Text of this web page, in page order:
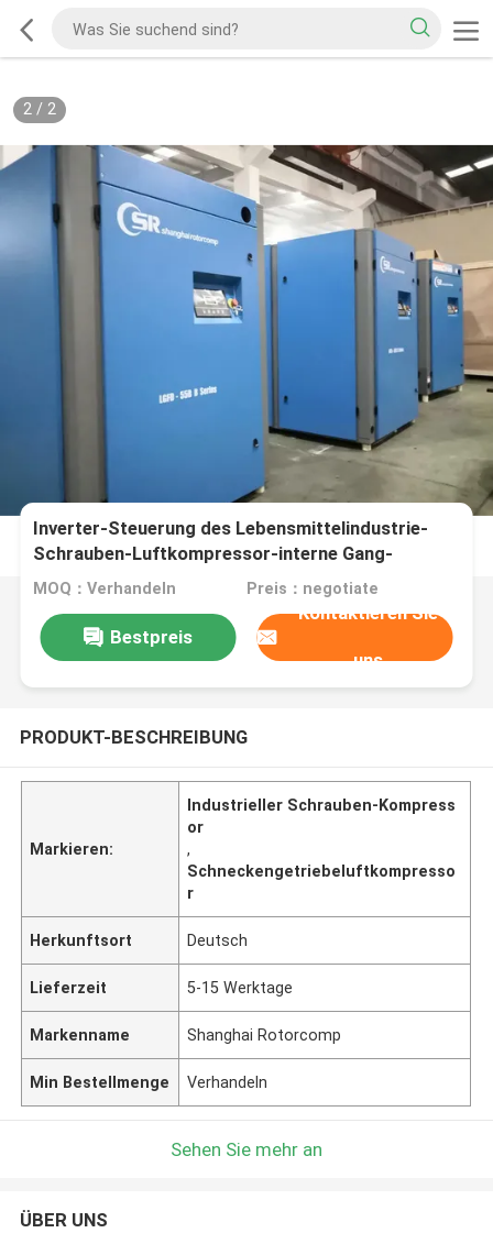
2/ 2
Inverter-Steuerung des Lebensmittelindustrie-
Schrauben-Luftkompressor-interne Gang-
Antriebs-VSD
MOQ：Verhandeln Preis：negotiate
Bestpreis
Kontaktieren Sie
uns
PRODUKT-BESCHREIBUNG
Markieren:
Industrieller Schrauben-Kompress
or
,
Schneckengetriebeluftkompresso
r
Herkunftsort Deutsch
Lieferzeit 5-15 Werktage
Markenname Shanghai Rotorcomp
Min Bestellmenge Verhandeln
Sehen Sie mehr an
ÜBER UNS